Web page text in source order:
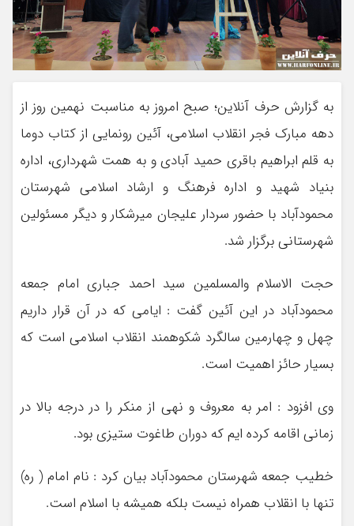
به گزارش حرف آنلاین؛ صبح امروز به مناسبت نهمین روز از
دهه مبارک فجر انقلاب اسلامی، آئین رونمایی از کتاب دوما
به قلم ابراهیم باقری حمید آبادی و به همت شهرداری، اداره
بنیاد شهید و اداره فرهنگ و ارشاد اسلامی شهرستان
محمودآباد با حضور سردار علیجان میرشکار و دیگر مسئولین
شهرستانی برگزار شد.
حجت الاسلام والمسلمین سید احمد جباری امام جمعه
محمودآباد در این آئین گفت : ایامی که در آن قرار داریم
چهل و چهارمین سالگرد شکوهمند انقلاب اسلامی است که
بسیار حائز اهمیت است.
وی افزود : امر به معروف و نهی از منکر را در درجه بالا در
زمانی اقامه کرده ایم که دوران طاغوت ستیزی بود.
خطیب جمعه شهرستان محمودآباد بیان کرد : نام امام ( ره)
تنها با انقلاب همراه نیست بلکه همیشه با اسلام است.